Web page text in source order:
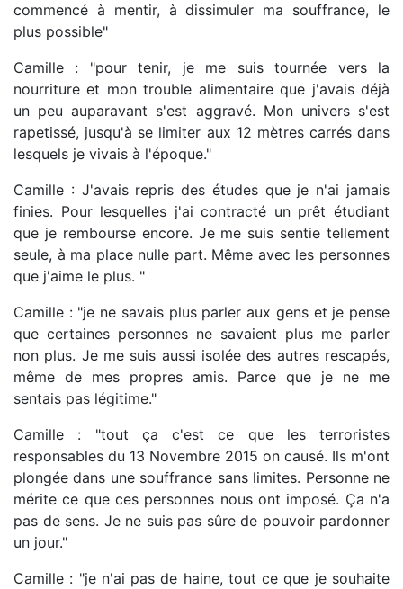
commencé à mentir, à dissimuler ma souffrance, le
plus possible"
Camille : "pour tenir, je me suis tournée vers la
nourriture et mon trouble alimentaire que j'avais déjà
un peu auparavant s'est aggravé. Mon univers s'est
rapetissé, jusqu'à se limiter aux 12 mètres carrés dans
lesquels je vivais à l'époque."
Camille : J'avais repris des études que je n'ai jamais
finies. Pour lesquelles j'ai contracté un prêt étudiant
que je rembourse encore. Je me suis sentie tellement
seule, à ma place nulle part. Même avec les personnes
que j'aime le plus. "
Camille : "je ne savais plus parler aux gens et je pense
que certaines personnes ne savaient plus me parler
non plus. Je me suis aussi isolée des autres rescapés,
même de mes propres amis. Parce que je ne me
sentais pas légitime."
Camille : "tout ça c'est ce que les terroristes
responsables du 13 Novembre 2015 on causé. Ils m'ont
plongée dans une souffrance sans limites. Personne ne
mérite ce que ces personnes nous ont imposé. Ça n'a
pas de sens. Je ne suis pas sûre de pouvoir pardonner
un jour."
Camille : "je n'ai pas de haine, tout ce que je souhaite